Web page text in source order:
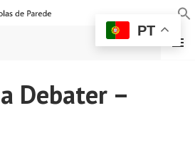
DE
DE PAREDE
MENU
Debater –
PT